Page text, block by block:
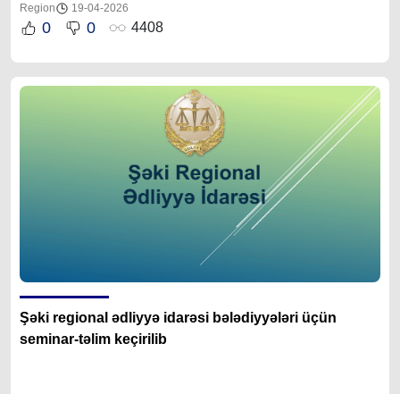
Region 19-04-2026
0 0 4408
Şəki regional ədliyyə idarəsi bələdiyyələri üçün
seminar-təlim keçirilib